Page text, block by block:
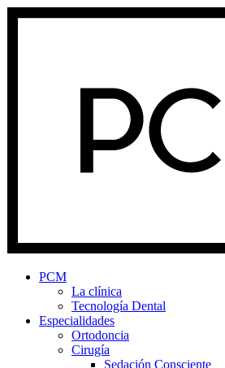
PCM
La clínica
Tecnología Dental
Especialidades
Ortodoncia
Cirugía
Sedación Consciente